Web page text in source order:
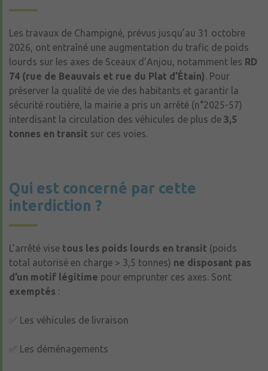
Les travaux de Champigné, prévus jusqu’au 31 octobre
2026, ont entraîné une augmentation du trafic de poids
lourds sur les axes de Sceaux d’Anjou, notamment les RD
74 (rue de Beauvais et rue du Plat d’Étain). Pour
préserver la qualité de vie des habitants et garantir la
sécurité routière, la mairie a pris un arrêté (n°2025-57)
interdisant la circulation des véhicules de plus de 3,5
tonnes en transit sur ces voies.
Qui est concerné par cette
interdiction ?
L’arrêté vise tous les poids lourds en transit (poids
total autorisé en charge > 3,5 tonnes) ne disposant pas
d’un motif légitime pour emprunter ces axes. Sont
exemptés :
✅ Les véhicules de livraison
✅ Les déménagements